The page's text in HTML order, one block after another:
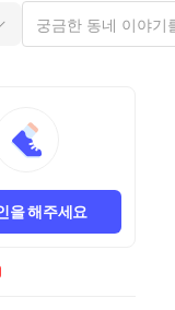
을 해주세요